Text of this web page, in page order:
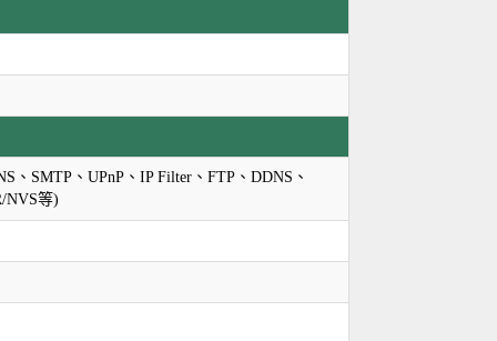
、SMTP、UPnP、IP Filter、FTP、DDNS、
NVS等)